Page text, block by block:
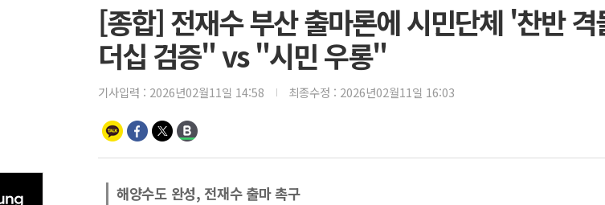
[종합] 전재수 부산 출마론에 시민단체 '찬반
더십 검증" vs "시민 우롱"
기사입력 : 2026년02월11일 14:58 최종수정 : 2026년02월11일 16:03
해양수도 완성, 전재수 출마 촉구